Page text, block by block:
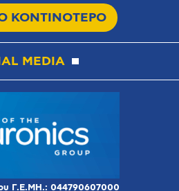
ΚΟΝΤΙΝΟΤΕΡΟ
MEDIA